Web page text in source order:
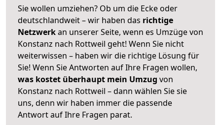
Sie wollen umziehen? Ob um die Ecke oder
deutschlandweit – wir haben das richtige
Netzwerkan unserer Seite, wenn es Umzüge von
Konstanz nach Rottweil geht! Wenn Sie nicht
weiterwissen – haben wir die richtige Lösung für
Sie! Wenn Sie Antworten auf Ihre Fragen wollen,
was kostet überhaupt mein Umzug von
Konstanz nach Rottweil – dann wählen Sie sie
uns, denn wir haben immer die passende
Antwort auf Ihre Fragen parat.